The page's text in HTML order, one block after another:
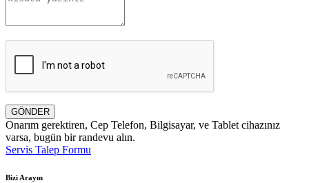
GÖNDER
Onarım gerektiren, Cep Telefon, Bilgisayar, ve Tablet cihazınız
varsa, bugün bir randevu alın.
Servis Talep Formu
Bizi Arayın